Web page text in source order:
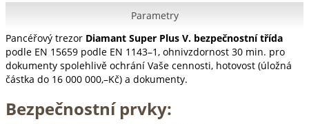
Parametry
Pancéřový trezor Diamant Super Plus V. bezpečnostní třída
podle EN 15659 podle EN 1143–1, ohnivzdornost 30 min. pro
dokumenty spolehlivě ochrání Vaše cennosti, hotovost (úložná
částka do 16 000 000,–Kč) a dokumenty.
Bezpečnostní prvky: